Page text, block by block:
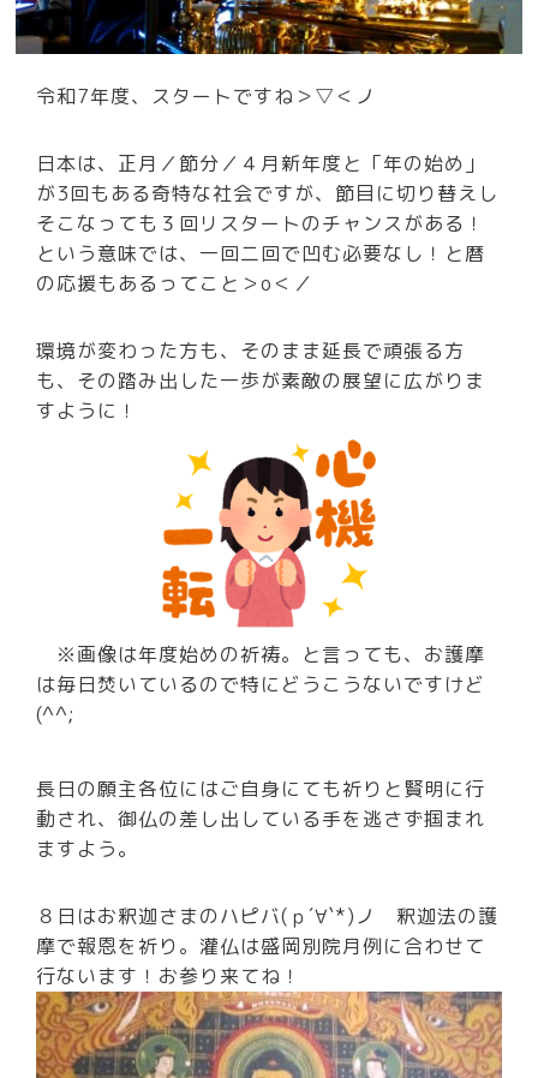
令和7年度、スタートですね＞▽＜ノ
日本は、正月／節分／４月新年度と「年の始め」
が3回もある奇特な社会ですが、節目に切り替えし
そこなっても３回リスタートのチャンスがある！
という意味では、一回二回で凹む必要なし！と暦
の応援もあるってこと＞o＜／
環境が変わった方も、そのまま延長で頑張る方
も、その踏み出した一歩が素敵の展望に広がりま
すように！
※画像は年度始めの祈祷。と言っても、お護摩
は毎日焚いているので特にどうこうないですけど
(^^;
長日の願主各位にはご自身にても祈りと賢明に行
動され、御仏の差し出している手を逃さず掴まれ
ますよう。
８日はお釈迦さまのハピバ(ｐ´∀`*)ノ 釈迦法の護
摩で報恩を祈り。灌仏は盛岡別院月例に合わせて
行ないます！お参り来てね！